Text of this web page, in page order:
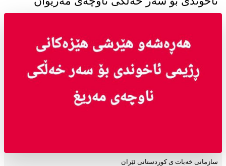
سازمانی خەبات ی کوردستانی ئێران